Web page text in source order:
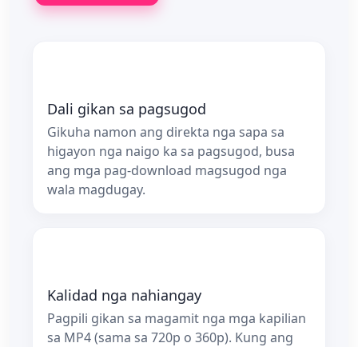
Dali gikan sa pagsugod
Gikuha namon ang direkta nga sapa sa
higayon nga naigo ka sa pagsugod, busa
ang mga pag-download magsugod nga
wala magdugay.
Kalidad nga nahiangay
Pagpili gikan sa magamit nga mga kapilian
sa MP4 (sama sa 720p o 360p). Kung ang